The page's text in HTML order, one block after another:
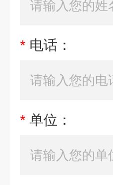
* 电话：
* 单位：